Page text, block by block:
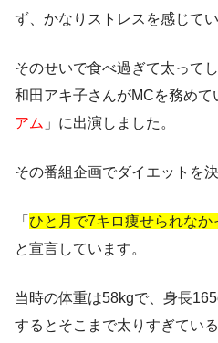
ず、かなり ストレスを感じて
そのせいで食べ過ぎて太って
和田アキ子さんがMCを務めて
アム 」に出演しました。
その番組企画でダイエットを決
「 ひと月で7キロ痩せられなか
と宣言しています。
当時の体重は58kgで、身長
するとそこまで太りすぎてい